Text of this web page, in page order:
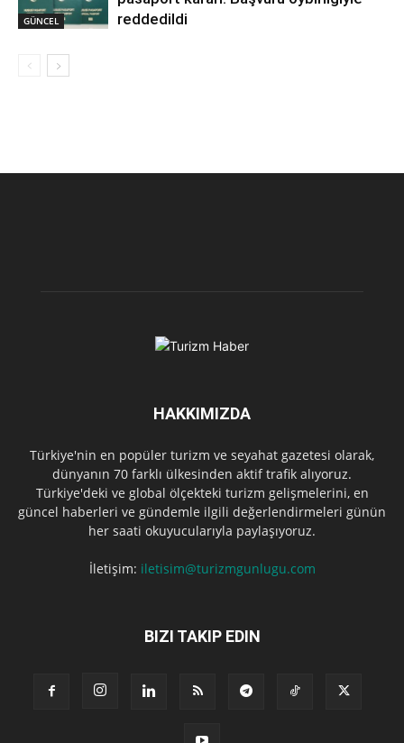
GÜNCEL
reddedildi
HAKKIMIZDA
Türkiye'nin en popüler turizm ve seyahat gazetesi olarak,
dünyanın 70 farklı ülkesinden aktif trafik alıyoruz.
Türkiye'deki ve global ölçekteki turizm gelişmelerini, en
güncel haberleri ve gündemle ilgili değerlendirmeleri günün
her saati okuyucularıyla paylaşıyoruz.
İletişim: iletisim@turizmgunlugu.com
BIZI TAKIP EDIN